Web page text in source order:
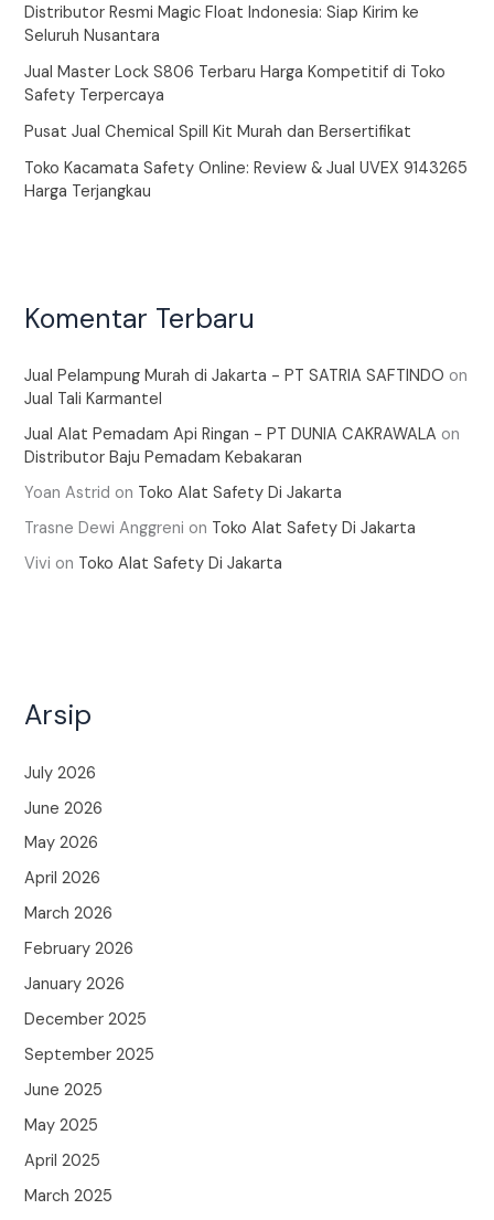
Distributor Resmi Magic Float Indonesia: Siap Kirim ke
Seluruh Nusantara
Jual Master Lock S806 Terbaru Harga Kompetitif di Toko
Safety Terpercaya
Pusat Jual Chemical Spill Kit Murah dan Bersertifikat
Toko Kacamata Safety Online: Review & Jual UVEX 9143265
Harga Terjangkau
Komentar Terbaru
Jual Pelampung Murah di Jakarta - PT SATRIA SAFTINDO on
Jual Tali Karmantel
Jual Alat Pemadam Api Ringan - PT DUNIA CAKRAWALA on
Distributor Baju Pemadam Kebakaran
Yoan Astrid on Toko Alat Safety Di Jakarta
Trasne Dewi Anggreni on Toko Alat Safety Di Jakarta
Vivi on Toko Alat Safety Di Jakarta
Arsip
July 2026
June 2026
May 2026
April 2026
March 2026
February 2026
January 2026
December 2025
September 2025
June 2025
May 2025
April 2025
March 2025